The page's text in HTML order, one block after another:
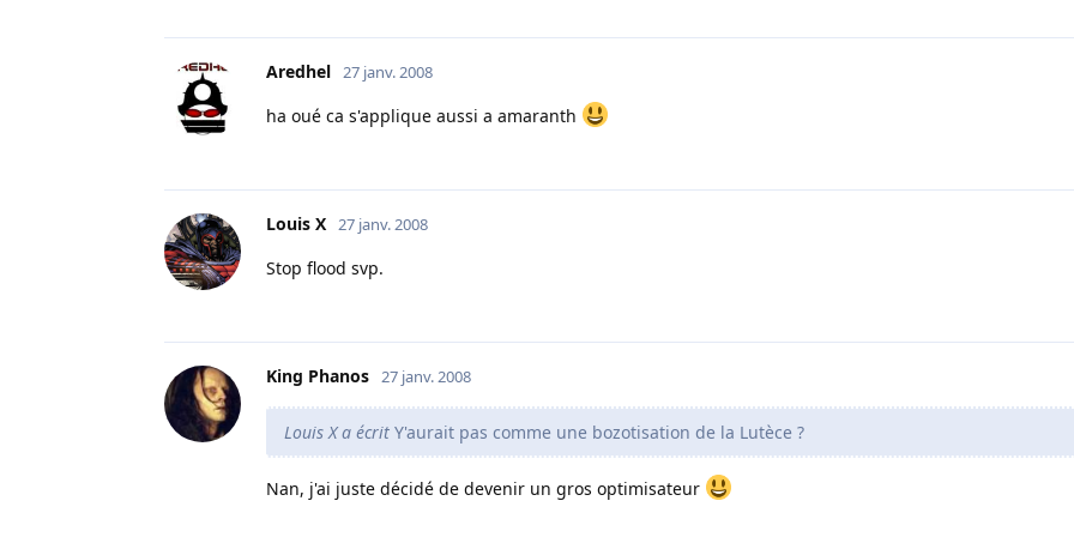
Aredhel 27 janv. 2008
ha oué ca s'applique aussi a amaranth
Louis X 27 janv. 2008
Stop flood svp.
King Phanos 27 janv. 2008
Louis X a écrit Y'aurait pas comme une bozotisation de la Lutèce ?
Nan, j'ai juste décidé de devenir un gros optimisateur